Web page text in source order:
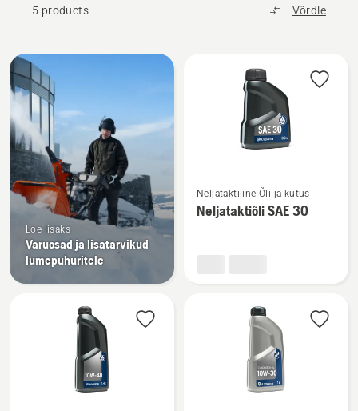
5 products Võrdle
Kuva
kõik
tooted
Loe lisaks
Varuosad ja lisatarvikud
lumepuhuritele
rohkem
üksikasju
Neljataktiline Õli ja kütus
Neljataktiõli SAE 30